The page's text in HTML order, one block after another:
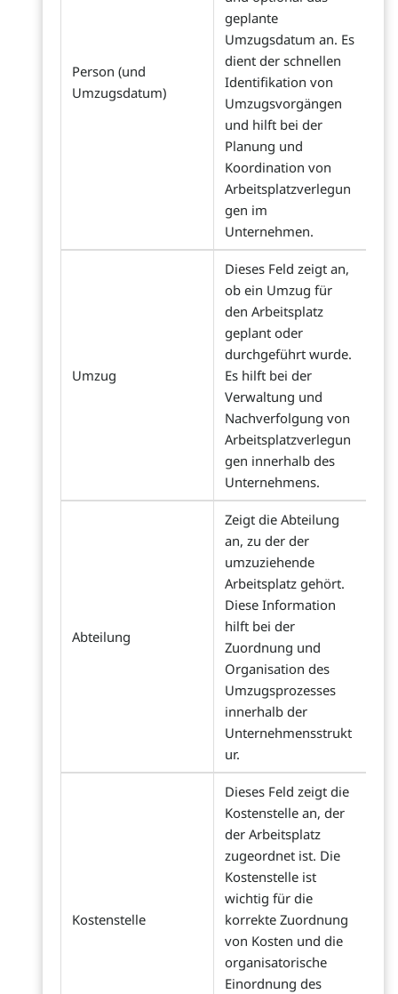
Person (und
Umzugsdatum)
geplante
Umzugsdatum an. Es
dient der schnellen
Identifikation von
Umzugsvorgängen
und hilft bei der
Planung und
Koordination von
Arbeitsplatzverlegun
gen im
Unternehmen.
Umzug
Dieses Feld zeigt an,
ob ein Umzug für
den Arbeitsplatz
geplant oder
durchgeführt wurde.
Es hilft bei der
Verwaltung und
Nachverfolgung von
Arbeitsplatzverlegun
gen innerhalb des
Unternehmens.
Abteilung
Zeigt die Abteilung
an, zu der der
umzuziehende
Arbeitsplatz gehört.
Diese Information
hilft bei der
Zuordnung und
Organisation des
Umzugsprozesses
innerhalb der
Unternehmensstrukt
ur.
Kostenstelle
Dieses Feld zeigt die
Kostenstelle an, der
der Arbeitsplatz
zugeordnet ist. Die
Kostenstelle ist
wichtig für die
korrekte Zuordnung
von Kosten und die
organisatorische
Einordnung des